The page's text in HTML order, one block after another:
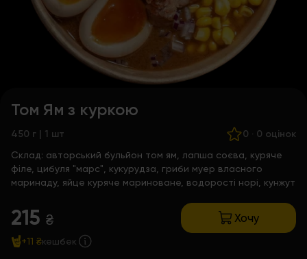
Том Ям з куркою
450 г | 1 шт 0 · 0 оцінок
Склад: авторський бульйон том ям, лапша соєва, куряче
філе, цибуля "марс", кукурудза, гриби муер власного
маринаду, яйце куряче мариноване, водорості норі, кунжут
215 ₴ Хочу
+11 ₴кешбек